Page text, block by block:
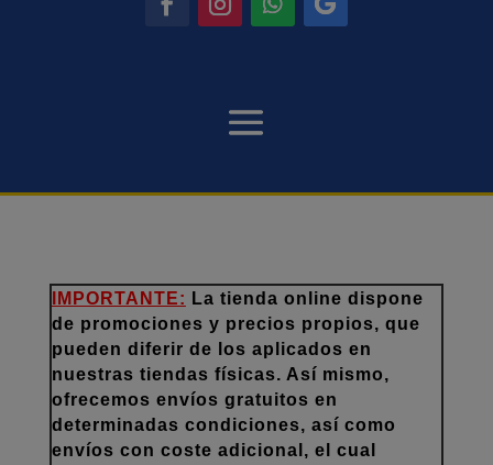
IMPORTANTE: La tienda online dispone
de promociones y precios propios, que
pueden diferir de los aplicados en
nuestras tiendas físicas. Así mismo,
ofrecemos envíos gratuitos en
determinadas condiciones, así como
envíos con coste adicional, el cual